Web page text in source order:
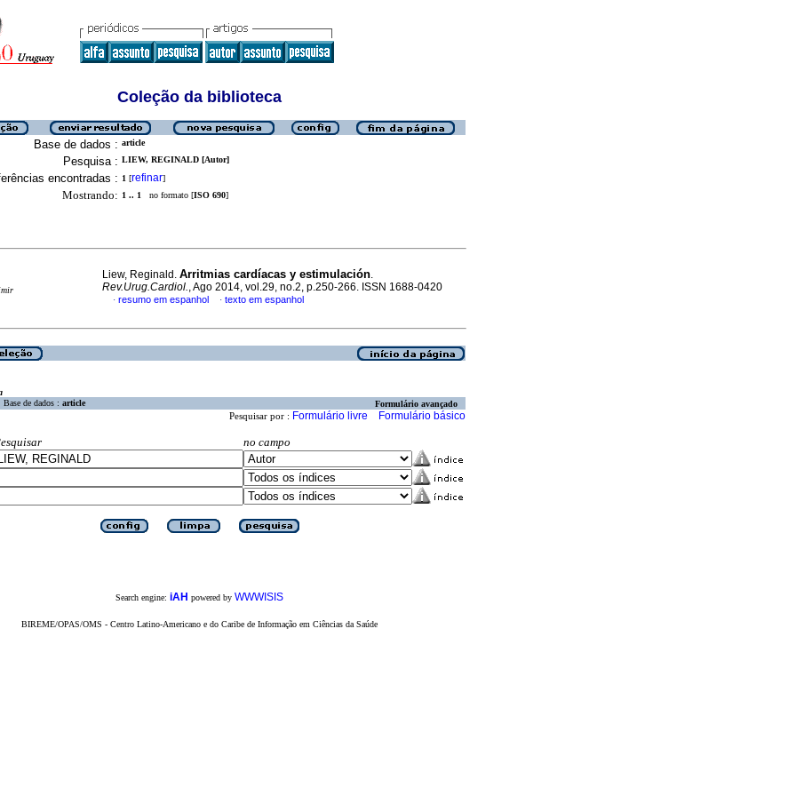
Coleção da biblioteca
Base de dados : article
Pesquisa : LIEW, REGINALD [Autor]
encontradas : 1 [refinar]
Mostrando: 1 .. 1 no formato [ISO 690]
Liew, Reginald. Arritmias cardíacas y estimulación.
Rev.Urug.Cardiol., Ago 2014, vol.29, no.2, p.250-266. ISSN 1688-0420
· resumo em espanhol · texto em espanhol
Base de dados : article Formulário avançado
Pesquisar por : Formulário livre Formulário básico
no campo
Search engine: iAH powered by WWWISIS
BIREME/OPAS/OMS - Centro Latino-Americano e do Caribe de Informação em Ciências da Saúde